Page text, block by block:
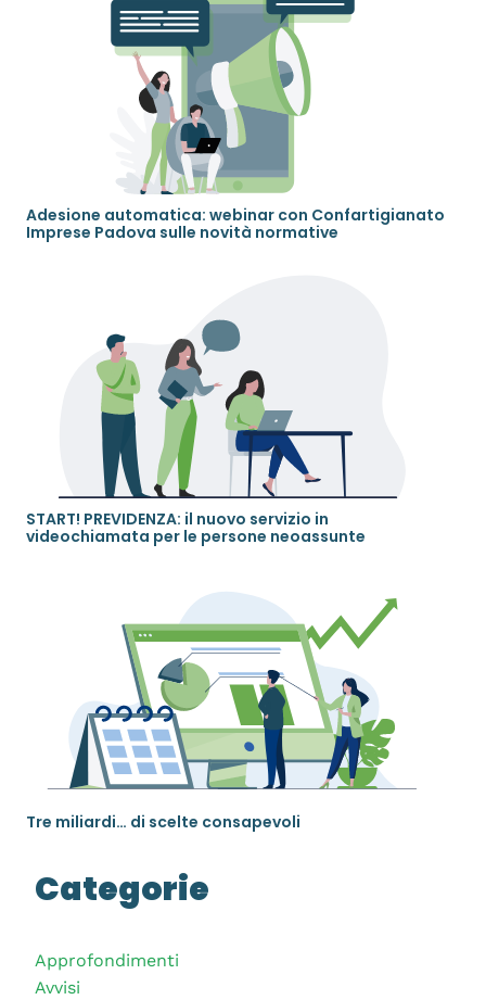
Adesione automatica: webinar con Confartigianato
Imprese Padova sulle novità normative
START! PREVIDENZA: il nuovo servizio in
videochiamata per le persone neoassunte
Tre miliardi… di scelte consapevoli
Categorie
Approfondimenti
Avvisi